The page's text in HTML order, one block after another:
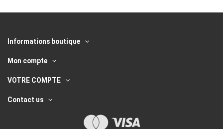
Informations boutique
Mon compte
VOTRE COMPTE
Contact us